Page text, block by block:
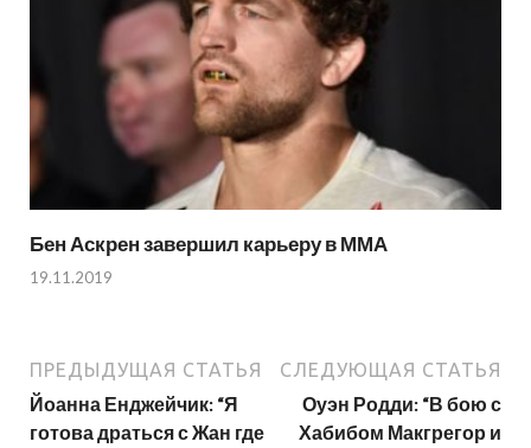
Бен Аскрен завершил карьеру в ММА
19.11.2019
ПРЕДЫДУЩАЯ СТАТЬЯ
Йоанна Енджейчик: “Я
готова драться с Жан где
СЛЕДУЮЩАЯ СТАТЬЯ
Оуэн Родди: “В бою с
Хабибом Макгрегор и